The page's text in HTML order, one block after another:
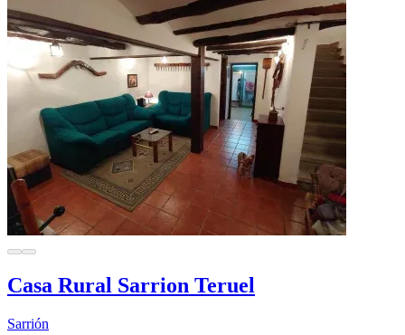
Casa Rural Sarrion Teruel
Sarrión